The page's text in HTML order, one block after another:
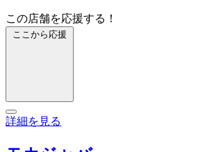
この店舗を応援する！
ここから応援
詳細を見る